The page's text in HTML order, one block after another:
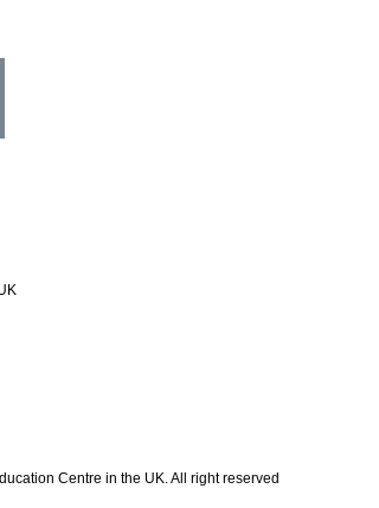
Centre in the UK. All right reserved